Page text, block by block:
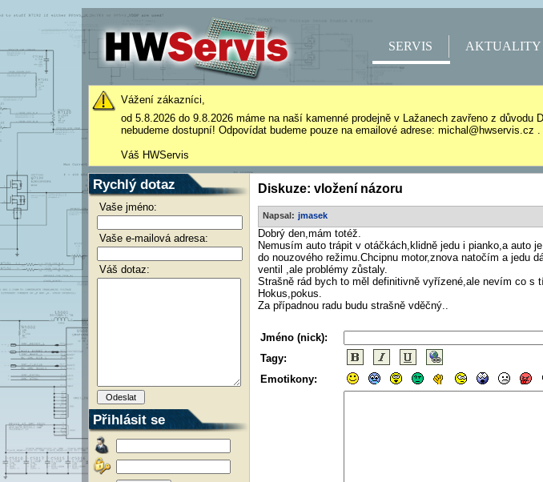
SERVIS AKTUALITY
Vážení zákazníci,
od 5.8.2026 do 9.8.2026 máme na naší kamenné prodejně v Lažanech zavřeno z důvodu
nebudeme dostupní! Odpovídat budeme pouze na emailové adrese: michal@hwservis.cz
Váš HWServis
Rychlý dotaz
Vaše jméno:
Vaše e-mailová adresa:
Váš dotaz:
Přihlásit se
Diskuze: vložení názoru
Napsal: jmasek
Dobrý den,mám totéž.
Nemusím auto trápit v otáčkách,klidně jedu i pianko,a auto
do nouzového režimu.Chcipnu motor,znova natočím a jedu
ventil ,ale problémy zůstaly.
Strašně rád bych to měl definitivně vyřízené,ale nevím co s
Hokus,pokus.
Za případnou radu budu strašně vděčný..
Jméno (nick):
Tagy:
Emotikony: